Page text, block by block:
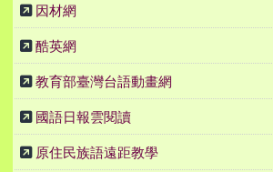
因材網
酷英網
教育部臺灣台語動畫網
國語日報雲閱讀
原住民族語遠距教學